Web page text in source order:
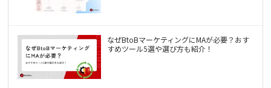
なぜBtoBマーケティングにMAが必要？おす
すめツール5選や選び方も紹介！